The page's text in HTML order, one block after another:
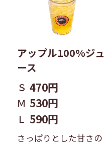
アップル100%ジュ
ース
Ｓ 470円
Ｍ 530円
Ｌ 590円
さっぱりとした甘さの